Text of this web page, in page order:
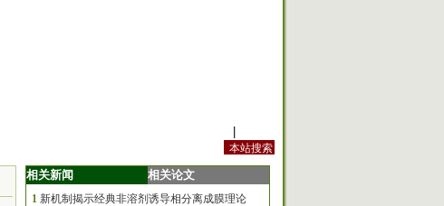
相关新闻 相关论文
1 新机制揭示经典非溶剂诱导相分离成膜理论